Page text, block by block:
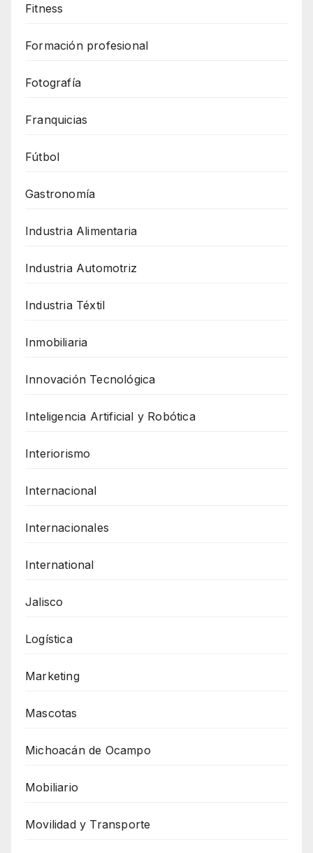
Fitness
Formación profesional
Fotografía
Franquicias
Fútbol
Gastronomía
Industria Alimentaria
Industria Automotriz
Industria Téxtil
Inmobiliaria
Innovación Tecnológica
Inteligencia Artificial y Robótica
Interiorismo
Internacional
Internacionales
International
Jalisco
Logística
Marketing
Mascotas
Michoacán de Ocampo
Mobiliario
Movilidad y Transporte